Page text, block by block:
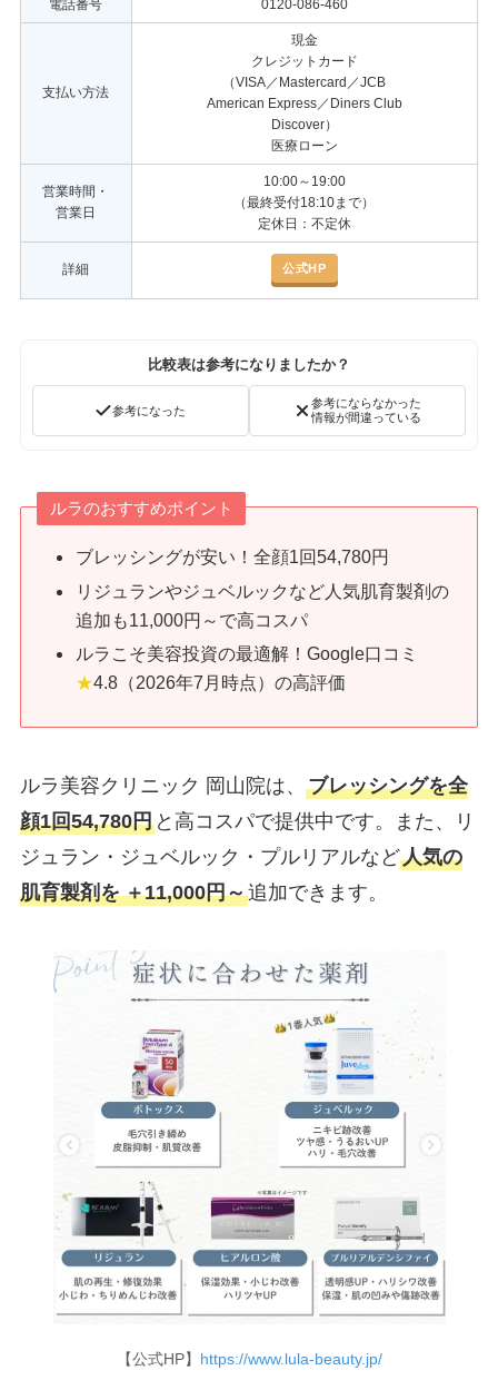
電話番号 0120-086-460
支払い方法
現金
クレジットカード
（VISA／Mastercard／JCB
American Express／Diners Club
Discover）
医療ローン
営業時間・
営業日
10:00～19:00
（最終受付18:10まで）
定休日：不定休
詳細 公式HP
比較表は参考になりましたか？
参考になった
参考にならなかった
情報が間違っている
ルラのおすすめポイント
ブレッシングが安い！全顔1回54,780円
リジュランやジュベルックなど人気肌育製剤の
追加も11,000円～で高コスパ
ルラこそ美容投資の最適解！Google口コミ
★4.8（2026年7月時点）の高評価
ルラ美容クリニック 岡山院は、 ブレッシングを全
顔1回54,780円と高コスパで提供中です。また、リ
ジュラン・ジュベルック・プルリアルなど人気の
肌育製剤を ＋11,000円～追加できます。
【公式HP】 https://www.lula-beauty.jp/